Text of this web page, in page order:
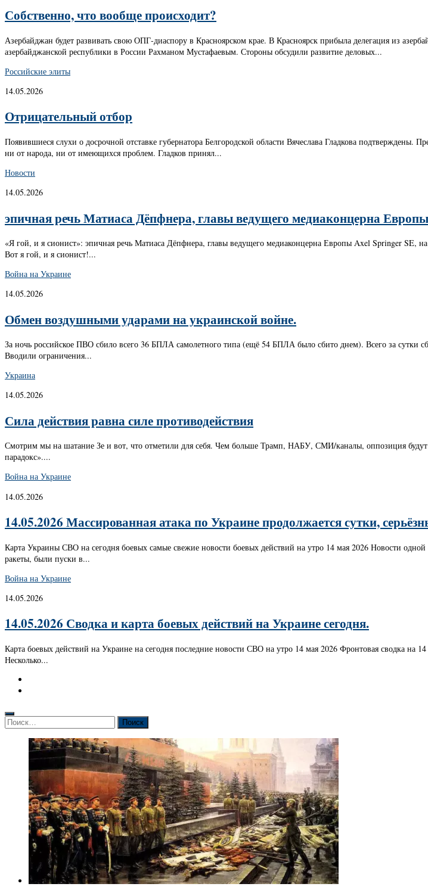
Собственно, что вообще происходит?
Азербайджан будет развивать свою ОПГ-диаспору в Красноярском крае. В Красноярск прибыла делегация из
азербайджанской республики в России Рахманом Мустафаевым. Стороны обсудили развитие деловых...
Российские элиты
14.05.2026
Отрицательный отбор
Появившиеся слухи о досрочной отставке губернатора Белгородской области Вячеслава Гладкова
ни от народа, ни от имеющихся проблем. Гладков принял...
Новости
14.05.2026
эпичная речь Матиаса Дёпфнера, главы ведущего медиаконцерна
«Я гой, и я сионист»: эпичная речь Матиаса Дёпфнера, главы ведущего медиаконцерна Европы Axel Springer SE,
Вот я гой, и я сионист!...
Война на Украине
14.05.2026
Обмен воздушными ударами на украинской войне.
За ночь российское ПВО сбило всего 36 БПЛА самолетного типа (ещё 54 БПЛА было сбито днем). Всего за
Вводили ограничения...
Украина
14.05.2026
Сила действия равна силе противодействия
Смотрим мы на шатание Зе и вот, что отметили для себя. Чем больше Трамп, НАБУ, СМИ/каналы, оппозиция будут
парадокс»....
Война на Украине
14.05.2026
14.05.2026 Массированная атака по Украине продолжается сутки,
Карта Украины СВО на сегодня боевых самые свежие новости боевых действий на утро 14 мая 2026 Новости
ракеты, были пуски в...
Война на Украине
14.05.2026
14.05.2026 Сводка и карта боевых действий на Украине сегодня.
Карта боевых действий на Украине на сегодня последние новости СВО на утро 14 мая 2026 Фронтовая сводка
Несколько...
Найти: